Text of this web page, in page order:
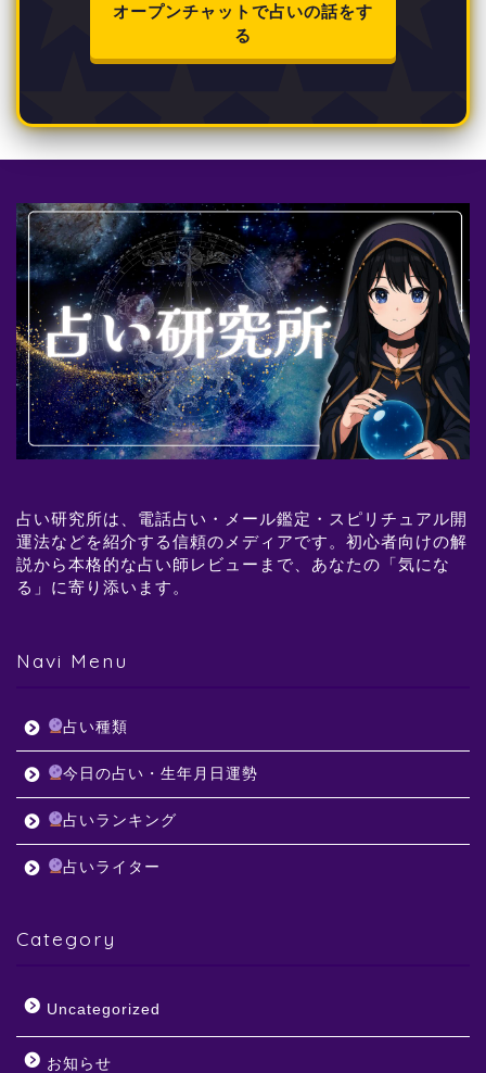
オープンチャットで占いの話をす
る
占い研究所は、電話占い・メール鑑定・スピリチュアル開
運法などを紹介する信頼のメディアです。初心者向けの解
説から本格的な占い師レビューまで、あなたの「気にな
る」に寄り添います。
Navi Menu
占い種類
今日の占い・生年月日運勢
占いランキング
占いライター
Category
Uncategorized
お知らせ